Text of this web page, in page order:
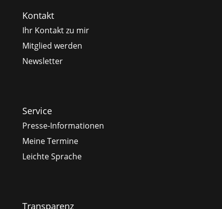
Kontakt
Ihr Kontakt zu mir
Mitglied werden
Newsletter
Service
Presse-Informationen
Meine Termine
Leichte Sprache
Transparenz